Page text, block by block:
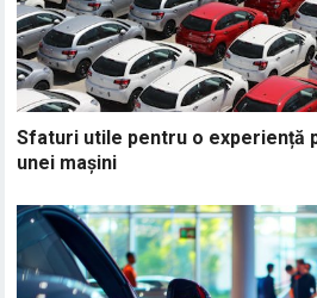
Sfaturi utile pentru o experiență
unei mașini